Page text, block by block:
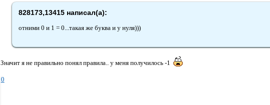
828173,13415 написал(а):
отними 0 и 1 = 0...такая же буква и у нуля)))
Значит я не правильно понял правила.. у меня получилось -1
0